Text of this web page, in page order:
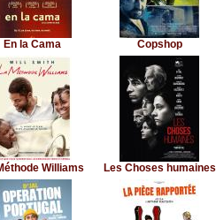
En la Cama Copshop
Williams Les Choses humaines